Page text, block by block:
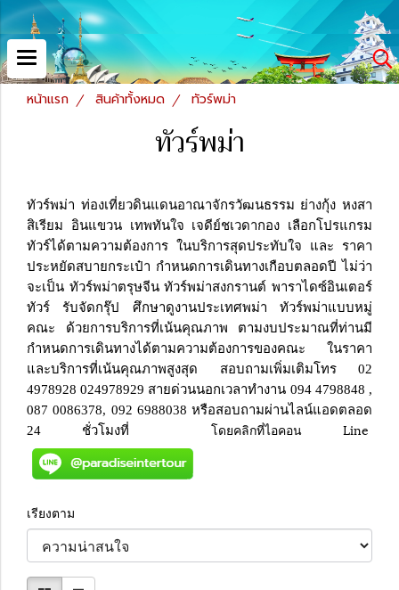
หน้าแรก สินค้าทั้งหมด ทัวร์พม่า
ทัวร์พม่า
ทัวร์พม่า ท่องเที่ยวดินแดนอาณาจักรวัฒนธรรม ย่างกุ้ง หงสา
สิเรียม อินแขวน เทพทันใจ เจดีย์ชเวดากอง เลือกโปรแกรม
ทัวร์ได้ตามความต้องการ ในบริการสุดประทับใจ และ ราคา
ประหยัดสบายกระเป๋า กำหนดการเดินทางเกือบตลอดปี ไม่ว่า
จะเป็น ทัวร์พม่าตรุษจีน ทัวร์พม่าสงกรานต์ พาราไดซ์อินเตอร์
ทัวร์ รับจัดกรุ๊ป ศึกษาดูงานประเทศพม่า ทัวร์พม่าแบบหมู่
คณะ ด้วยการบริการที่เน้นคุณภาพ ตามงบประมาณที่ท่านมี
กำหนดการเดินทางได้ตามความต้องการของคณะ ในราคา
และบริการที่เน้นคุณภาพสูงสุด สอบถามเพิ่มเติมโทร 02
4978928 024978929 สายด่วนนอกเวลาทำงาน 094 4798848 ,
087 0086378, 092 6988038 หรือสอบถามผ่านไลน์แอดตลอด
24 ชั่วโมงที่
โดยคลิกที่ไอคอน Line
เรียงตาม